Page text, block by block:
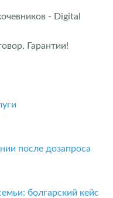
- Digital
Гарантии!
после дозапроса
болгарский кейс